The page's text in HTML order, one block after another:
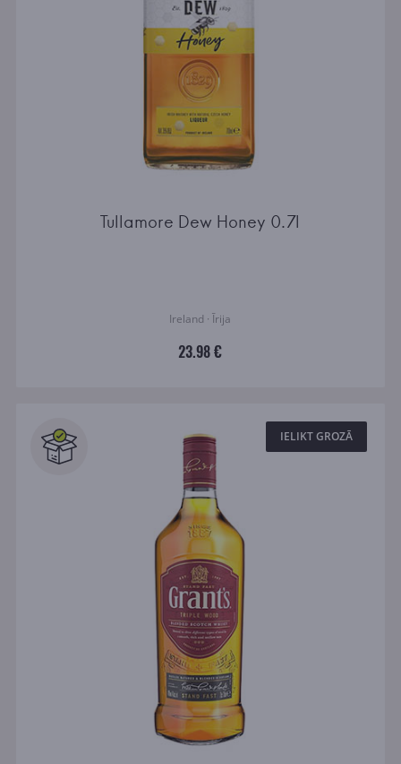
Tullamore Dew Honey 0.7l
Ireland · Īrija
23.98 €
IELIKT GROZĀ